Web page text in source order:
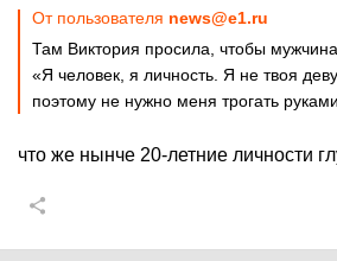
От пользователя news@e1.ru
Там Виктория просила, чтобы
«Я человек, я личность. Я не твоя
поэтому не нужно меня трогать
что же нынче 20-летние личности